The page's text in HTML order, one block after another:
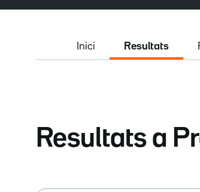
Inici Resultats
Resultats a